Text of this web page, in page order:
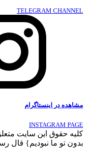
TELEGRAM CHANNEL
مشاهده در اینستاگرام
INSTAGRAM PAGE
کلیه حقوق این سایت
بدون تو ما نبودیم} قال